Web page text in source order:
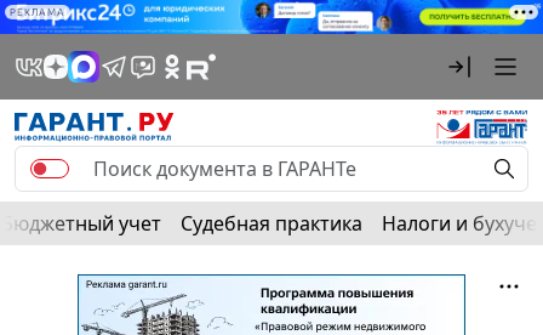
РЕКЛАМА
Бюджетный учет Судебная практика Налоги и